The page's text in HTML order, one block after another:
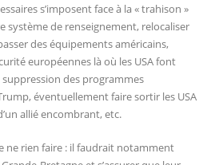
s’imposent face à la « trahison »
système de renseignement, relocaliser
des équipements américains,
européennes là où les USA font
des programmes
éventuellement faire sortir les USA
allié encombrant, etc.
ne rien faire : il faudrait notamment